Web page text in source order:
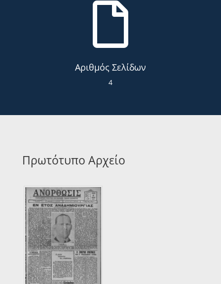

Αριθμός Σελίδων
4
Πρωτότυπο Αρχείο